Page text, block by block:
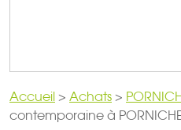
Accueil > Achats >
contemporaine à